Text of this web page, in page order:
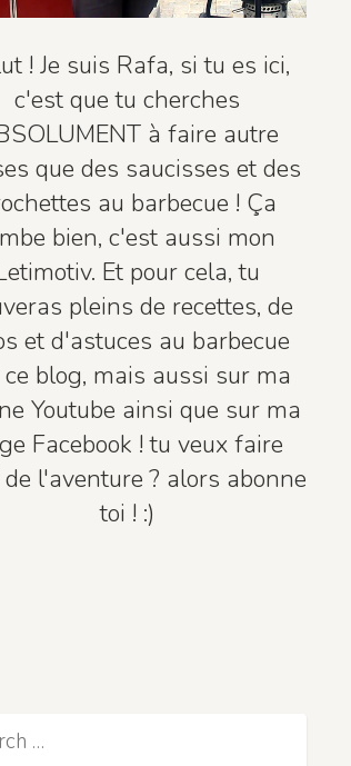
! Je suis Rafa, si tu es ici,
c'est que tu cherches
à faire autre
que des saucisses et des
au barbecue ! Ça
bien, c'est aussi mon
Et pour cela, tu
pleins de recettes, de
et d'astuces au barbecue
blog, mais aussi sur ma
Youtube ainsi que sur ma
Facebook ! tu veux faire
l'aventure ? alors abonne
toi ! :)